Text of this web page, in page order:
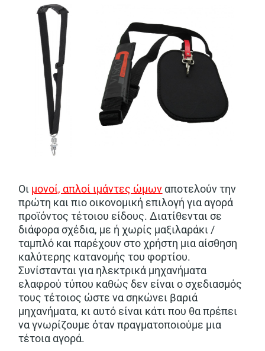
Οι μονοί, απλοί ιμάντες ώμων αποτελούν την
πρώτη και πιο οικονομική επιλογή για αγορά
προϊόντος τέτοιου είδους. Διατίθενται σε
διάφορα σχέδια, με ή χωρίς μαξιλαράκι /
ταμπλό και παρέχουν στο χρήστη μια αίσθηση
καλύτερης κατανομής του φορτίου.
Συνίστανται για ηλεκτρικά μηχανήματα
ελαφρού τύπου καθώς δεν είναι ο σχεδιασμός
τους τέτοιος ώστε να σηκώνει βαριά
μηχανήματα, κι αυτό είναι κάτι που θα πρέπει
να γνωρίζουμε όταν πραγματοποιούμε μια
τέτοια αγορά.